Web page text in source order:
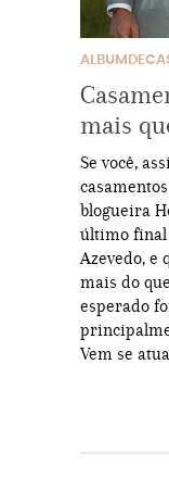
mais
Se você,
blogueira
último final
Azevedo, e
mais do
esperado
Vem se